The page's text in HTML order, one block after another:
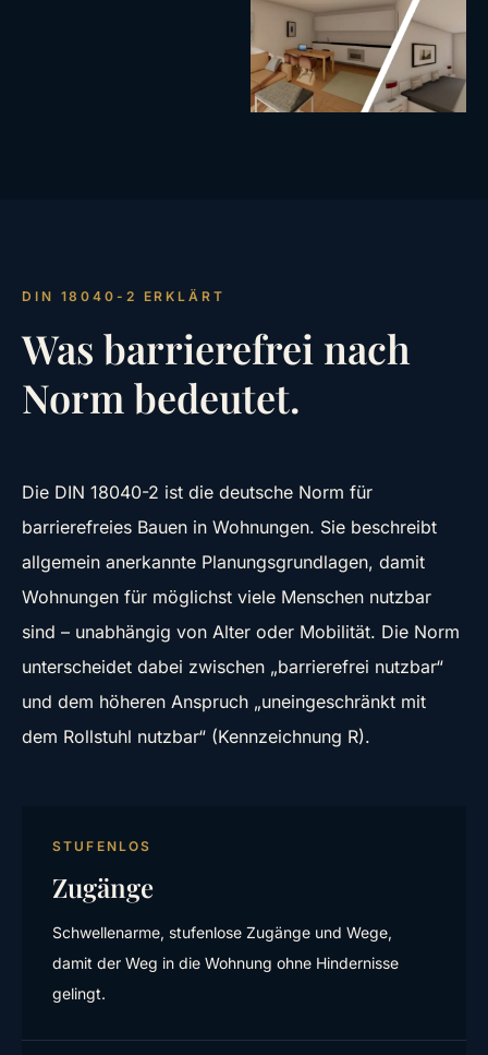
DIN 18040-2 ERKLÄRT
Was barrierefrei nach
Norm bedeutet.
Die DIN 18040-2 ist die deutsche Norm für
barrierefreies Bauen in Wohnungen. Sie beschreibt
allgemein anerkannte Planungsgrundlagen, damit
Wohnungen für möglichst viele Menschen nutzbar
sind – unabhängig von Alter oder Mobilität. Die Norm
unterscheidet dabei zwischen „barrierefrei nutzbar“
und dem höheren Anspruch „uneingeschränkt mit
dem Rollstuhl nutzbar“ (Kennzeichnung R).
STUFENLOS
Zugänge
Schwellenarme, stufenlose Zugänge und Wege,
damit der Weg in die Wohnung ohne Hindernisse
gelingt.